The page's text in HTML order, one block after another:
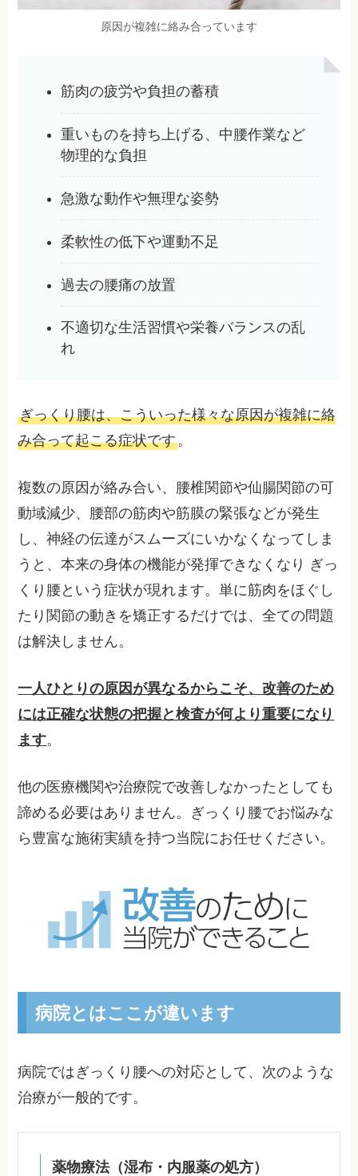
原因が複雑に絡み合っています
筋肉の疲労や負担の蓄積
重いものを持ち上げる、中腰作業など
物理的な負担
急激な動作や無理な姿勢
柔軟性の低下や運動不足
過去の腰痛の放置
不適切な生活習慣や栄養バランスの乱
れ
ぎっくり腰は、こういった様々な原因が複雑に絡
み合って起こる症状です。
複数の原因が絡み合い、腰椎関節や仙腸関節の可
動域減少、腰部の筋肉や筋膜の緊張などが発生
し、神経の伝達がスムーズにいかなくなってしま
うと、本来の身体の機能が発揮できなくなり ぎっ
くり腰という症状が現れます。単に筋肉をほぐし
たり関節の動きを矯正するだけでは、全ての問題
は解決しません。
一人ひとりの原因が異なるからこそ、改善のため
には正確な状態の把握と検査が何より重要になり
ます。
他の医療機関や治療院で改善しなかったとしても
諦める必要はありません。ぎっくり腰でお悩みな
ら豊富な施術実績を持つ当院にお任せください。
病院とはここが違います
病院ではぎっくり腰への対応として、次のような
治療が一般的です。
薬物療法（湿布・内服薬の処方）